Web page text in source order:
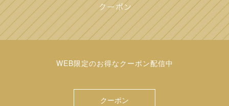
WEB限定のお得なクーポン配信中
クーポン